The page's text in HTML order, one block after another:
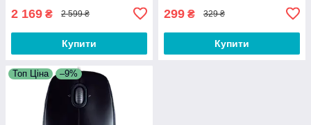
2 169 ₴ 2 599 ₴
Купити
299 ₴ 329 ₴
Купити
Топ Ціна –9%